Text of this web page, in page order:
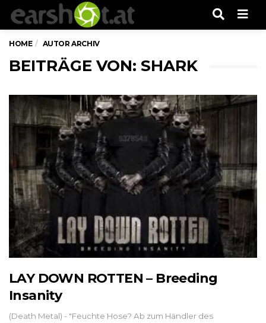
HOME AUTOR ARCHIV
BEITRÄGE VON: SHARK
LAY DOWN ROTTEN – Breeding
Insanity
(Death Metal) - "Feuchte Hose? Ab zum Händler des